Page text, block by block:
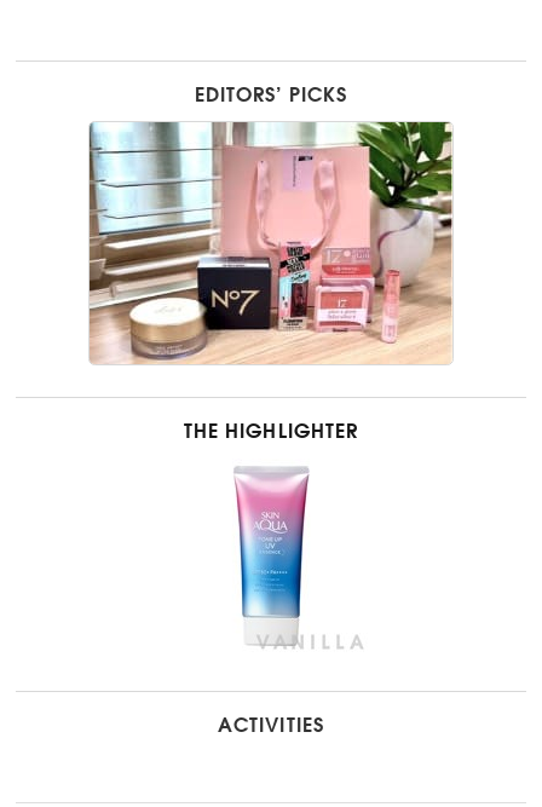
EDITORS’ PICKS
THE HIGHLIGHTER
ACTIVITIES